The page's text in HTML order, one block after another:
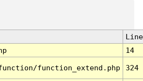
Line
14
function_extend.php 324